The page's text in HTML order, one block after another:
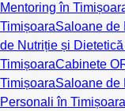
Mentoring în
TimișoaraSaloane de
de Nutriție și
TimișoaraCabinete
TimișoaraSaloane de
Personali în Timișoara